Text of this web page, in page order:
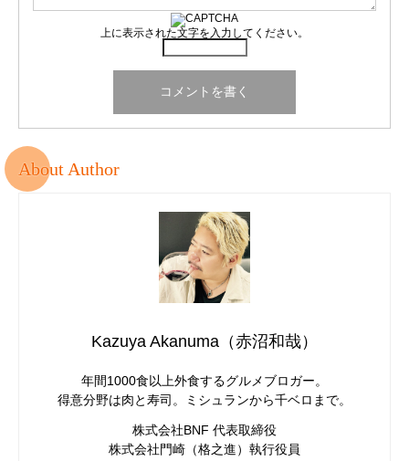
上に表示された文字を入力してください。
About Author
Kazuya Akanuma（赤沼和哉）
年間1000食以上外食するグルメブロガー。
得意分野は肉と寿司。ミシュランから千ベロまで。
株式会社BNF 代表取締役
株式会社門崎（格之進）執行役員